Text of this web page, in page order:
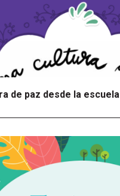
de paz desde la escuela